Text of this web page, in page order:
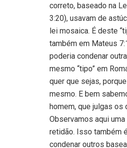
correto, baseado na
3:20), usavam de
lei mosaica. É deste
também em Mateus
poderia condenar
mesmo “tipo” em
quer que sejas,
mesmo. E bem
homem, que julgas
Observamos aqui
retidão. Isso também
condenar outros